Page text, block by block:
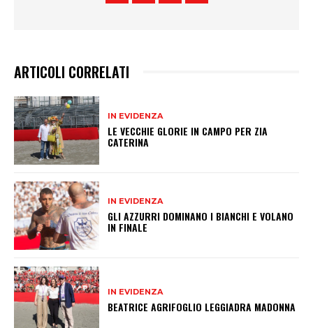
ARTICOLI CORRELATI
IN EVIDENZA
LE VECCHIE GLORIE IN CAMPO PER ZIA
CATERINA
IN EVIDENZA
GLI AZZURRI DOMINANO I BIANCHI E VOLANO
IN FINALE
IN EVIDENZA
BEATRICE AGRIFOGLIO LEGGIADRA MADONNA